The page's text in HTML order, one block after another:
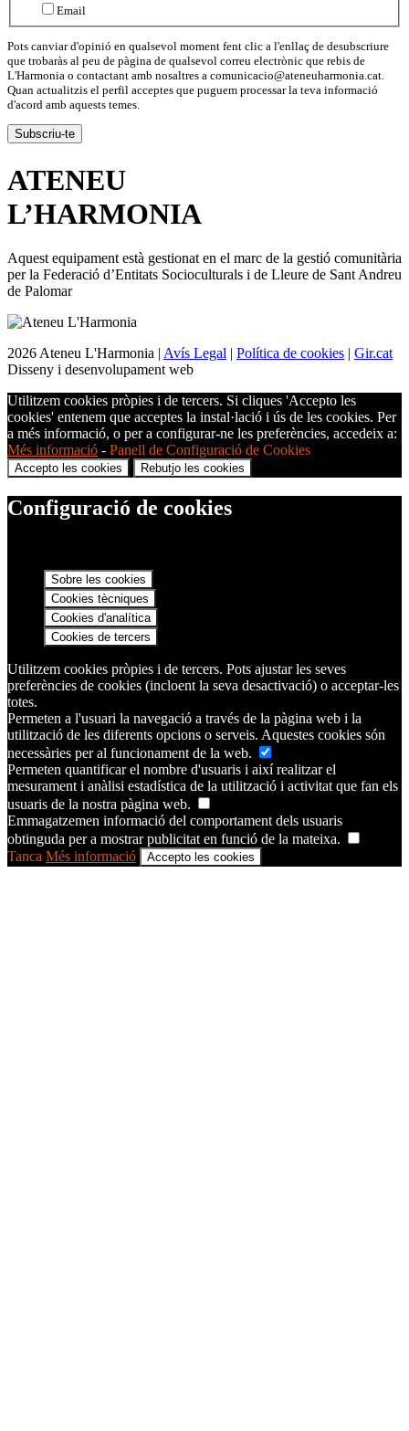
Email
Pots canviar d'opinió en qualsevol moment fent clic a l'enllaç de desubscriure
que trobaràs al peu de pàgina de qualsevol correu electrònic que rebis de
L'Harmonia o contactant amb nosaltres a comunicacio@ateneuharmonia.cat.
Quan actualitzis el perfil acceptes que puguem processar la teva informació
d'acord amb aquests temes.
ATENEU
L’HARMONIA
Aquest equipament està gestionat en el marc de la gestió comunitària
per la Federació d’Entitats Socioculturals i de Lleure de Sant Andreu
de Palomar
2026 Ateneu L'Harmonia | Avís Legal | Política de cookies | Gir.cat
Disseny i desenvolupament web
Utilitzem cookies pròpies i de tercers. Si cliques 'Accepto les
cookies' entenem que acceptes la instal·lació i ús de les cookies. Per
a més informació, o per a configurar-ne les preferències, accedeix a:
Més informació - Panell de Configuració de Cookies
Accepto les cookies Rebutjo les cookies
Configuració de cookies
Sobre les cookies
Cookies tècniques
Cookies d'analítica
Cookies de tercers
Utilitzem cookies pròpies i de tercers. Pots ajustar les seves
preferències de cookies (incloent la seva desactivació) o acceptar-les
totes.
Permeten a l'usuari la navegació a través de la pàgina web i la
utilització de les diferents opcions o serveis. Aquestes cookies són
necessàries per al funcionament de la web.
Permeten quantificar el nombre d'usuaris i així realitzar el
mesurament i anàlisi estadística de la utilització i activitat que fan els
usuaris de la nostra pàgina web.
Emmagatzemen informació del comportament dels usuaris
obtinguda per a mostrar publicitat en funció de la mateixa.
Tanca Més informació Accepto les cookies